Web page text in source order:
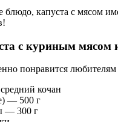
блюдо, капуста с мясом
с куриным мясом
понравится
кочан
— 500 г
— 300 г